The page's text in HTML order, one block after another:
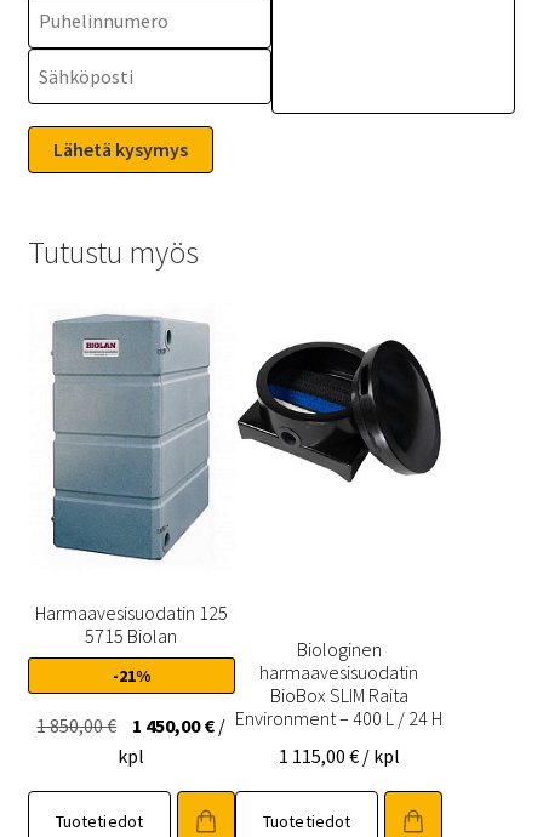
Tutustu myös
Harmaavesisuodatin 125
5715 Biolan
-21%
1 850,00€ Alkuperäinen
hinta
oli:
1
1 450,00€Nykyinen
on:
1
/
kpl
Tuotetiedot
Biologinen
harmaavesisuodatin
BioBox SLIM Raita
Environment – 400 L / 24 H
1 115,00 € / kpl
Tuotetiedot